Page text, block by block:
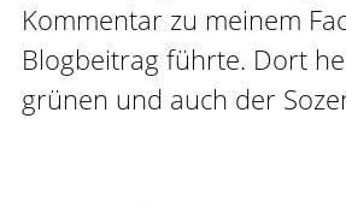
Kommentar zu meinem
Blogbeitrag führte. Dort
grünen und auch der